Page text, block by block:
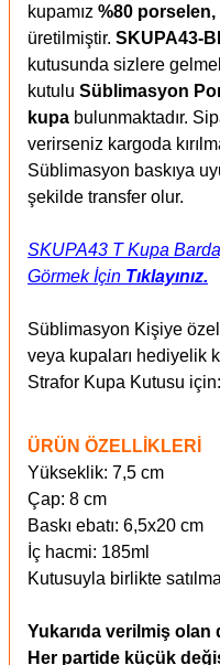
kupamız %80
üretilmiştir. SKUPA43-
kutusunda sizlere
kutulu Süblimasyon
kupa bulunmaktadır.
verirseniz kargoda
Süblimasyon baskıya
şekilde transfer olur.
SKUPA43 T Kupa
Görmek İçin Tıklayınız.
Süblimasyon Kişiye
veya kupaları hediyelik
Strafor Kupa Kutusu için:
ÜRÜN ÖZELLİKLERİ
Yükseklik: 7,5 cm
Çap: 8 cm
Baskı ebatı: 6,5x20 cm
İç hacmi: 185ml
Kutusuyla birlikte
Yukarıda verilmiş olan
Her partide küçük